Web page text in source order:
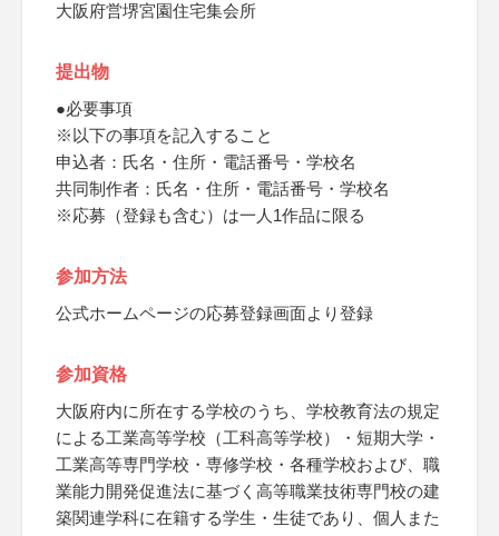
大阪府営堺宮園住宅集会所
提出物
●必要事項
※以下の事項を記入すること
申込者：氏名・住所・電話番号・学校名
共同制作者：氏名・住所・電話番号・学校名
※応募（登録も含む）は一人1作品に限る
参加方法
公式ホームページの応募登録画面より登録
参加資格
大阪府内に所在する学校のうち、学校教育法の規定
による工業高等学校（工科高等学校）・短期大学・
工業高等専門学校・専修学校・各種学校および、職
業能力開発促進法に基づく高等職業技術専門校の建
築関連学科に在籍する学生・生徒であり、個人また